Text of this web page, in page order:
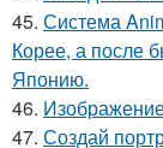
45. Система
Корее, а после
Японию.
46.
47. Создай